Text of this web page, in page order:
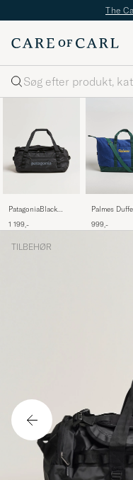
The
Søg
PatagoniaBlack
40LBlack
1 199,-
Palmes
999,-
TILBEHØR